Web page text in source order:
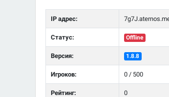
IP адрес:
Статус: Offline
Версия: 1.8.8
Игроков: 0 / 500
Рейтинг: 0